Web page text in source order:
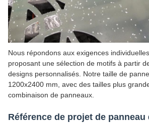
Nous répondons aux exigences
proposant une sélection de motifs à partir
designs personnalisés. Notre taille de
1200x2400 mm, avec des tailles plus
combinaison de panneaux.
Référence de projet de panneau